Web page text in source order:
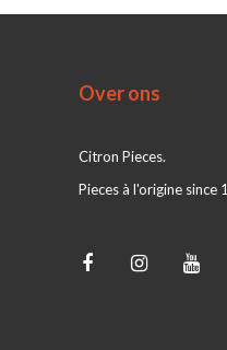
Over ons
Citron Pieces.
Pieces à l'origine since